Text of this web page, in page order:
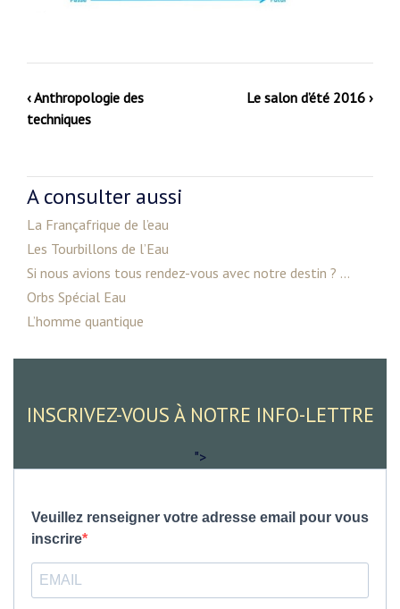
‹ Anthropologie des
techniques
Le salon d’été 2016 ›
A consulter aussi
La Françafrique de l’eau
Les Tourbillons de l’Eau
Si nous avions tous rendez-vous avec notre destin ? ...
Orbs Spécial Eau
L’homme quantique
INSCRIVEZ-VOUS À NOTRE INFO-LETTRE
">
Veuillez renseigner votre adresse email pour vous
inscrire